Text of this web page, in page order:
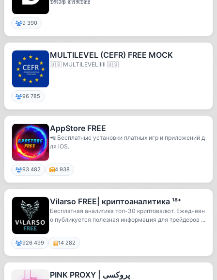
𝕯𝕽𝕴𝕻 𝕮𝕬𝕽𝕿𝕰𝕷
9 390
MULTILEVEL (CEFR) FREE MOCK
🇺🇸 MULTILEVELlllll 🇺🇸
96 785
AppStore FREE
📲 Бесплатные установки платных игр и приложений д
ля iOS.
93 482 4 938
Vilarso FREE| криптоаналитика ¹⁸⁺
Бесплатная аналитика топ-30 криптовалют. Ежедневн
о публикуется полезная информация для трейдеров ...
926 499 14 282
PINK PROXY | پروکسی